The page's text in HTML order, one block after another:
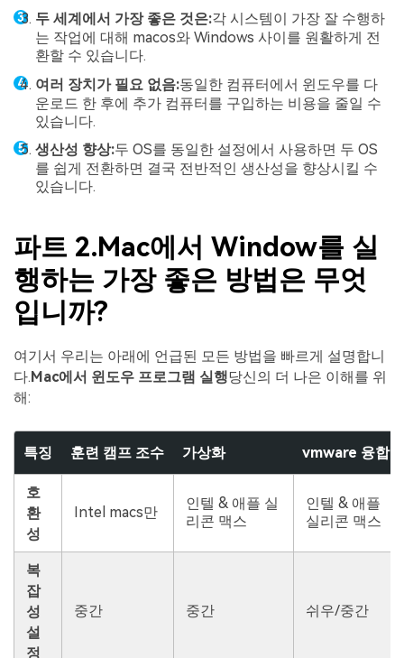
두 세계에서 가장 좋은 것은:각 시스템이 가장 잘 수행하
는 작업에 대해 macos와 Windows 사이를 원활하게 전
환할 수 있습니다.
여러 장치가 필요 없음:동일한 컴퓨터에서 윈도우를 다
운로드 한 후에 추가 컴퓨터를 구입하는 비용을 줄일 수
있습니다.
생산성 향상:두 OS를 동일한 설정에서 사용하면 두 OS
를 쉽게 전환하면 결국 전반적인 생산성을 향상시킬 수
있습니다.
파트 2.Mac에서 Window를 실
행하는 가장 좋은 방법은 무엇
입니까?
여기서 우리는 아래에 언급된 모든 방법을 빠르게 설명합니
다.Mac에서 윈도우 프로그램 실행당신의 더 나은 이해를 위
해:
특징 훈련 캠프 조수 가상화 vmware 융합
호
환
성
Intel macs만
인텔 & 애플 실
리콘 맥스
인텔 & 애플
실리콘 맥스
복
잡
성
설
정
중간 중간 쉬우/중간